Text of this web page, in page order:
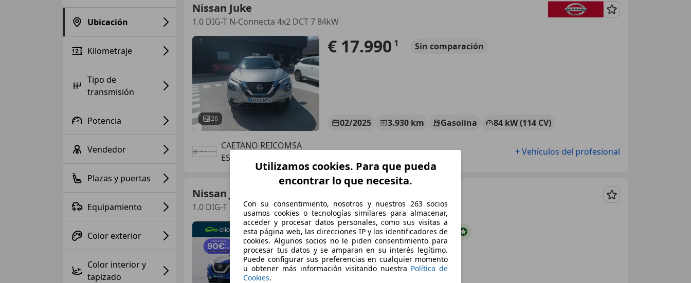
Ubicación
Kilometraje
Tipo de
transmisión
Potencia
Vendedor
Plazas y puertas
Equipamiento
Color exterior
Color interior y
tapizado
Nissan Juke
1.0 DIG-T N-Connecta 4x2 DCT 7 84kW
Guardar
26
€ 17.990 1 Sin comparación
02/2025 3.930 km Gasolina
84 kW (114 CV)
CAETANO REICOMSA
ES-28003 MADRID
+ Vehículos del profesional
Nissan Juke
1.0 DIG-T N-Connecta 4x2 DCT 7 84kW
Guardar
€ 17.690 Súperoferta
Utilizamos cookies. Para que pueda
encontrar lo que necesita.
Con su consentimiento, nosotros y nuestros 263 socios
usamos cookies o tecnologías similares para almacenar,
acceder y procesar datos personales, como sus visitas a
esta página web, las direcciones IP y los identificadores de
cookies. Algunos socios no le piden consentimiento para
procesar tus datos y se amparan en su interés legítimo.
Puede configurar sus preferencias en cualquier momento
u obtener más información visitando nuestra Política de
Cookies.